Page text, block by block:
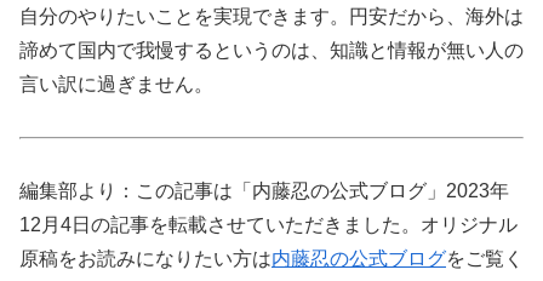
自分のやりたいことを実現できます。円安だから、海外は
諦めて国内で我慢するというのは、知識と情報が無い人の
言い訳に過ぎません。
編集部より：この記事は「内藤忍の公式ブログ」2023年
12月4日の記事を転載させていただきました。オリジナル
原稿をお読みになりたい方は内藤忍の公式ブログをご覧く